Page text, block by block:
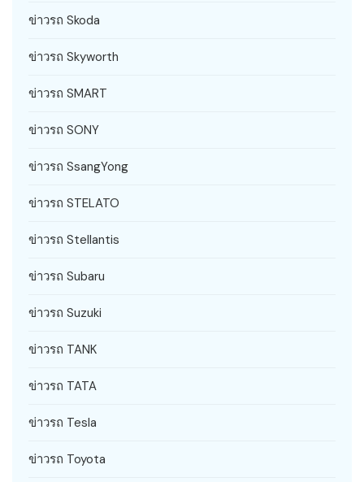
ข่าวรถ Skoda
ข่าวรถ Skyworth
ข่าวรถ SMART
ข่าวรถ SONY
ข่าวรถ SsangYong
ข่าวรถ STELATO
ข่าวรถ Stellantis
ข่าวรถ Subaru
ข่าวรถ Suzuki
ข่าวรถ TANK
ข่าวรถ TATA
ข่าวรถ Tesla
ข่าวรถ Toyota